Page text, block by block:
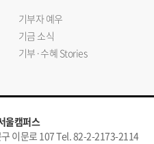
기부자 예우
기금 소식
기부·수혜 Stories
울캠퍼스
이문로 107 Tel. 82-2-2173-2114